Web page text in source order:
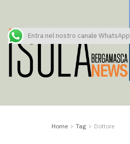
Home Tag Dottore
Entra nel nostro canale WhatsApp